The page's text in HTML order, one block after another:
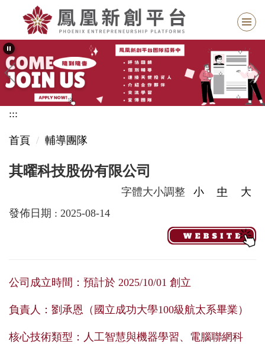
主
要
內
容
區
:::
首頁 輔導團隊
其曜科技股份有限公司
字體大小調整 小 中
大
發佈日期 : 2025-08-14
公司成立時間：預計於 2025/10/01 創立
負責人：劉承恩（國立成功大學100級航太系畢業）
核心技術類型：人工智慧與機器學習、電腦聯網科